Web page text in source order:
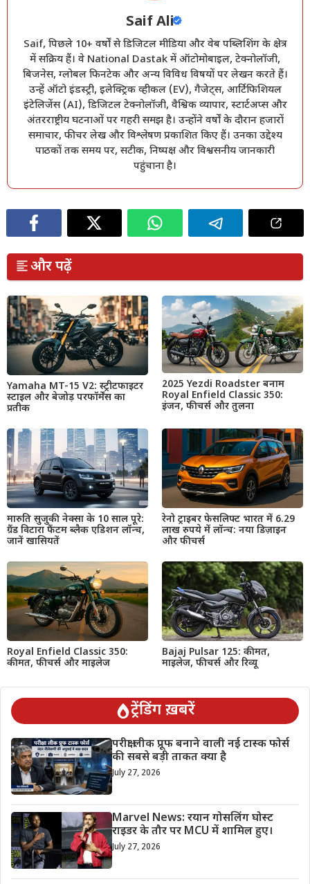
Saif Ali
Saif, पिछले 10+ वर्षों से डिजिटल मीडिया और वेब पब्लिशिंग के क्षेत्र
में सक्रिय हैं। वे National Dastak में ऑटोमोबाइल, टेक्नोलॉजी,
बिजनेस, ग्लोबल फिनटेक और अन्य विविध विषयों पर लेखन करते हैं।
उन्हें ऑटो इंडस्ट्री, इलेक्ट्रिक व्हीकल (EV), गैजेट्स, आर्टिफिशियल
इंटेलिजेंस (AI), डिजिटल टेक्नोलॉजी, वैश्विक व्यापार, स्टार्टअप्स और
अंतरराष्ट्रीय घटनाओं पर गहरी समझ है। उन्होंने वर्षों के दौरान हजारों
समाचार, फीचर लेख और विश्लेषण प्रकाशित किए हैं। उनका उद्देश्य
पाठकों तक समय पर, सटीक, निष्पक्ष और विश्वसनीय जानकारी
पहुंचाना है।
और पढ़ें
Yamaha MT-15 V2: स्ट्रीटफाइटर
स्टाइल और बेजोड़ परफॉर्मेंस का
प्रतीक
2025 Yezdi Roadster बनाम
Royal Enfield Classic 350:
इंजन, फीचर्स और तुलना
मारुति सुजुकी नेक्सा के 10 साल पूरे:
ग्रैंड विटारा फैंटम ब्लैक एडिशन लॉन्च,
जानें खासियतें
रेनो ट्राइबर फेसलिफ्ट भारत में 6.29
लाख रुपये में लॉन्च: नया डिज़ाइन
और फीचर्स
Royal Enfield Classic 350:
कीमत, फीचर्स और माइलेज
Bajaj Pulsar 125: कीमत,
माइलेज, फीचर्स और रिव्यू
ट्रेंडिंग ख़बरें
परीक्षा लीक प्रूफ बनाने वाली नई टास्क फोर्स
की सबसे बड़ी ताकत क्या है
July 27, 2026
Marvel News: रयान गोसलिंग घोस्ट
राइडर के तौर पर MCU में शामिल हुए।
July 27, 2026